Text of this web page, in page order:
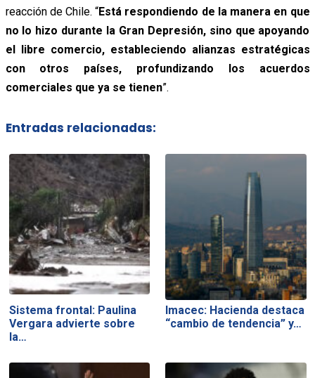
reacción de Chile. “Está respondiendo de la manera en que
no lo hizo durante la Gran Depresión, sino que apoyando
el libre comercio, estableciendo alianzas estratégicas
con otros países, profundizando los acuerdos
comerciales que ya se tienen”.
Entradas relacionadas:
Sistema frontal: Paulina
Vergara advierte sobre
la…
Imacec: Hacienda destaca
“cambio de tendencia” y…